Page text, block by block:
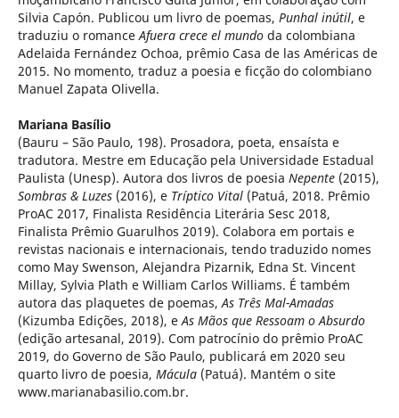
Silvia Capón. Publicou um livro de poemas, Punhal inútil, e
traduziu o romanceAfuera crece el mundoda colombiana
Adelaida Fernández Ochoa, prêmio Casa de las Américas de
2015. No momento, traduz a poesia e ficção do colombiano
Manuel Zapata Olivella.
Mariana Basílio
(Bauru – São Paulo, 198). Prosadora, poeta, ensaísta e
tradutora. Mestre em Educação pela Universidade Estadual
Paulista (Unesp). Autora dos livros de poesia Nepente(2015),
Sombras & Luzes(2016), e Tríptico Vital(Patuá, 2018. Prêmio
ProAC 2017, Finalista Residência Literária Sesc 2018,
Finalista Prêmio Guarulhos 2019). Colabora em portais e
revistas nacionais e internacionais, tendo traduzido nomes
como May Swenson, Alejandra Pizarnik, Edna St. Vincent
Millay, Sylvia Plath e William Carlos Williams. É também
autora das plaquetes de poemas,As Três Mal-Amadas
(Kizumba Edições, 2018), eAs Mãos que Ressoam o Absurdo
(edição artesanal, 2019). Com patrocínio do prêmio ProAC
2019, do Governo de São Paulo, publicará em 2020 seu
quarto livro de poesia, Mácula(Patuá). Mantém o site
www.marianabasilio.com.br.